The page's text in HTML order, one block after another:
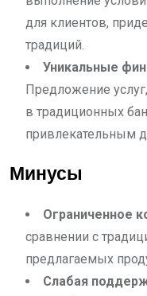
для клиентов,
традиций.
Уникальные
Предложение
в традиционных
привлекательным
Минусы
Ограниченное
сравнении с
предлагаемых
Слабая